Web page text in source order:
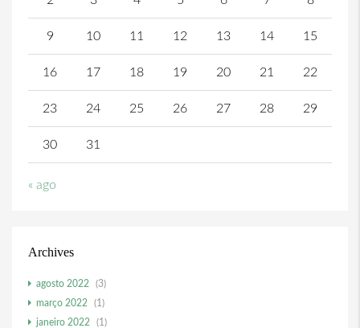
9 10 11 12 13 14 15
16 17 18 19 20 21 22
23 24 25 26 27 28 29
30 31
« ago
Archives
agosto 2022
(3)
março 2022
(1)
janeiro 2022
(1)